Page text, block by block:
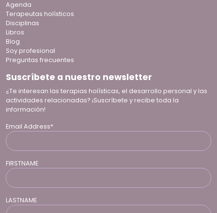
Agenda
Terapeutas holísticos
Disciplinas
Libros
Blog
Soy profesional
Preguntas frecuentes
Suscríbete a nuestro newsletter
¿Te interesan las terapias holísticas, el desarrollo personal y las
actividades relacionadas? ¡Suscríbete y recibe toda la
información!
Email Address*
FIRSTNAME
LASTNAME